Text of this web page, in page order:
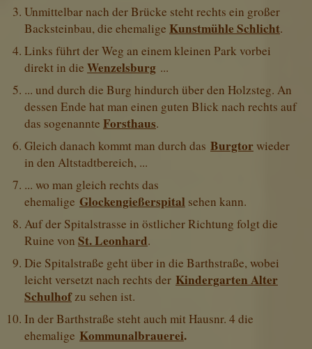
Unmittelbar nach der Brücke steht rechts ein großer
Backsteinbau, die ehemalige Kunstmühle Schlicht.
Links führt der Weg an einem kleinen Park vorbei
direkt in die Wenzelsburg ...
... und durch die Burg hindurch über den Holzsteg. An
dessen Ende hat man einen guten Blick nach rechts auf
das sogenannte Forsthaus.
Gleich danach kommt man durch das Burgtorwieder
in den Altstadtbereich, ...
... wo man gleich rechts das
ehemalige Glockengießerspital sehen kann.
Auf der Spitalstrasse in östlicher Richtung folgt die
Ruine von St. Leonhard.
Die Spitalstraße geht über in die Barthstraße, wobei
leicht versetzt nach rechts der Kindergarten Alter
Schulhofzu sehen ist.
In der Barthstraße steht auch mit Hausnr. 4 die
ehemalige Kommunalbrauerei.